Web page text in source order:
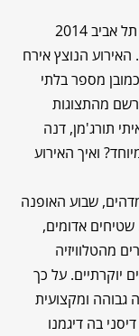
השבוע נסעתי לסקר את שבוע האופנה גינדי תל אביב 2014
האירוע הנוצץ אירח
מספר בלתי
מהתצוגות
תורג'מן, דנה
ואיך האירוע
שבוע האופנה
שטיחים אדומים,
מהטלוויזיה
יוקרתיים. על כך
גבוהה ומקצועית
בה דיגמנו